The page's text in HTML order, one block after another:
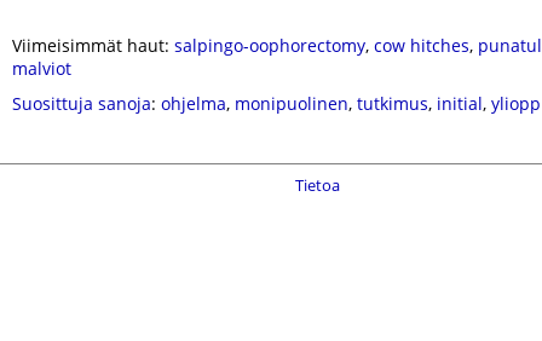
Viimeisimmät haut: salpingo-oophorectomy, cow hitches,
malviot
Suosittuja sanoja: ohjelma, monipuolinen, tutkimus, initial,
Tietoa